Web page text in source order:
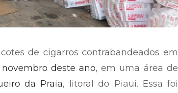
de cigarros contrabandeados em
deste ano, em uma área de
da Praia, litoral do Piauí. Essa foi